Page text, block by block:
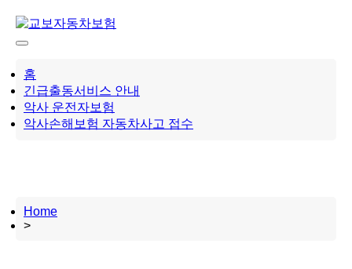
홈
긴급출동서비스 안내
악사 운전자보험
악사손해보험 자동차사고 접수
Home
>